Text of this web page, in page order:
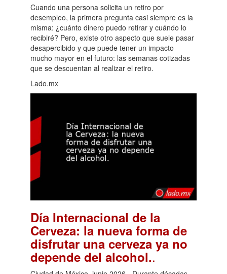
Cuando una persona solicita un retiro por
desempleo, la primera pregunta casi siempre es la
misma: ¿cuánto dinero puedo retirar y cuándo lo
recibiré? Pero, existe otro aspecto que suele pasar
desapercibido y que puede tener un impacto
mucho mayor en el futuro: las semanas cotizadas
que se descuentan al realizar el retiro.
Lado.mx
Día Internacional de la
Cerveza: la nueva forma de
disfrutar una cerveza ya no
depende del alcohol..